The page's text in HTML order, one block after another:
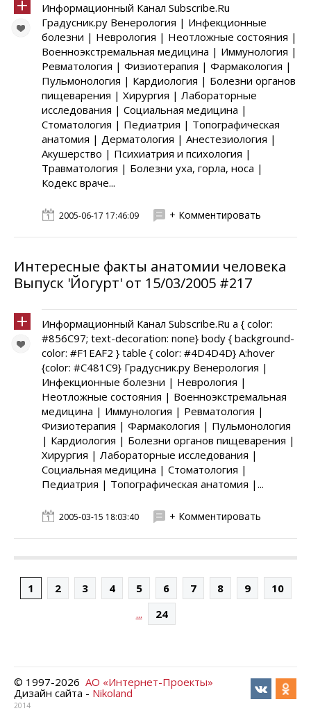
Информационный Канал Subscribe.Ru
Градусник.ру Венерология | Инфекционные
болезни | Неврология | Неотложные состояния |
Военноэкстремальная медицина | Иммунология |
Ревматология | Физиотерапия | Фармакология |
Пульмонология | Кардиология | Болезни органов
пищеварения | Хирургия | Лабораторные
исследования | Социальная медицина |
Стоматология | Педиатрия | Топографическая
анатомия | Дерматология | Анестезиология |
Акушерство | Психиатрия и психология |
Травматология | Болезни уха, горла, носа |
Кодекс враче...
2005-06-17 17:46:09 + Комментировать
Интересные факты анатомии человека
Выпуск 'Йогурт' от 15/03/2005 #217
Информационный Канал Subscribe.Ru a { color:
#856C97; text-decoration: none} body { background-
color: #F1EAF2 } table { color: #4D4D4D} A:hover
{color: #C481C9} Градусник.ру Венерология |
Инфекционные болезни | Неврология |
Неотложные состояния | Военноэкстремальная
медицина | Иммунология | Ревматология |
Физиотерапия | Фармакология | Пульмонология
| Кардиология | Болезни органов пищеварения |
Хирургия | Лабораторные исследования |
Социальная медицина | Стоматология |
Педиатрия | Топографическая анатомия |...
2005-03-15 18:03:40 + Комментировать
1 2 3 4 5 6 7 8 9
10
...
24
© 1997-2026 АО «Интернет-Проекты»
Дизайн сайта - Nikoland
2014